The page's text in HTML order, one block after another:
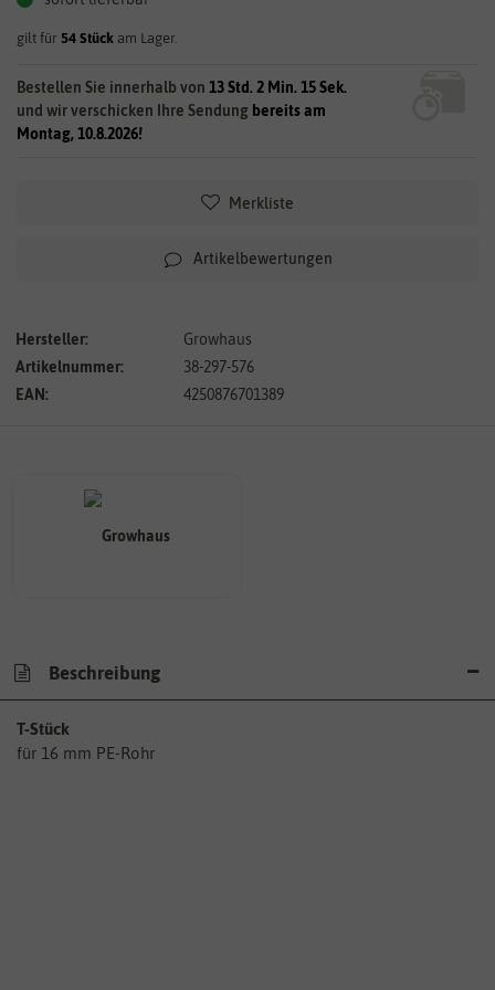
gilt für 54 Stück am Lager.
Bestellen Sie innerhalb von 13 Std. 2 Min. 15 Sek.
und wir verschicken Ihre Sendung bereits am
Montag, 10.8.2026!
Merkliste
Artikelbewertungen
Hersteller:
Growhaus
Artikelnummer:
38-297-576
EAN:
4250876701389
Beschreibung
T-Stück
für 16 mm PE-Rohr